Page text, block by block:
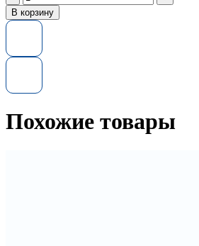
товара
Процессор
Platinum
2.4GHz
LGA3647
В корзину
Похожие товары